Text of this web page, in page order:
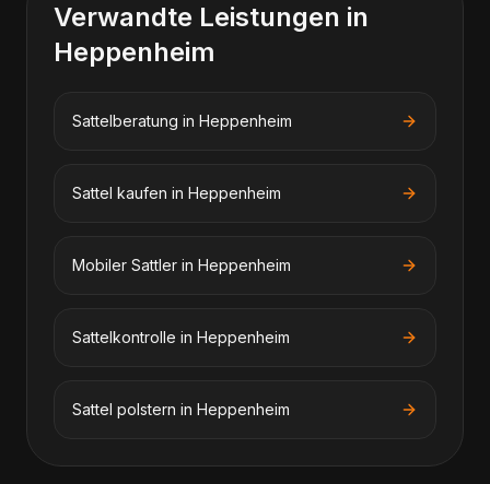
Verwandte Leistungen in
Heppenheim
Sattelberatung in Heppenheim
Sattel kaufen in Heppenheim
Mobiler Sattler in Heppenheim
Sattelkontrolle in Heppenheim
Sattel polstern in Heppenheim